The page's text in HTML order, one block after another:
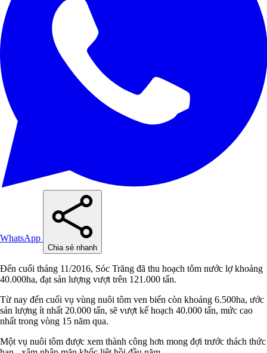
WhatsApp
Chia sẻ nhanh
Đến cuối tháng 11/2016, Sóc Trăng đã thu hoạch tôm nước lợ khoảng
40.000ha, đạt sản lượng vượt trên 121.000 tấn.
Từ nay đến cuối vụ vùng nuôi tôm ven biển còn khoảng 6.500ha, ước
sản lượng ít nhất 20.000 tấn, sẽ vượt kế hoạch 40.000 tấn, mức cao
nhất trong vòng 15 năm qua.
Một vụ nuôi tôm được xem thành công hơn mong đợi trước thách thức